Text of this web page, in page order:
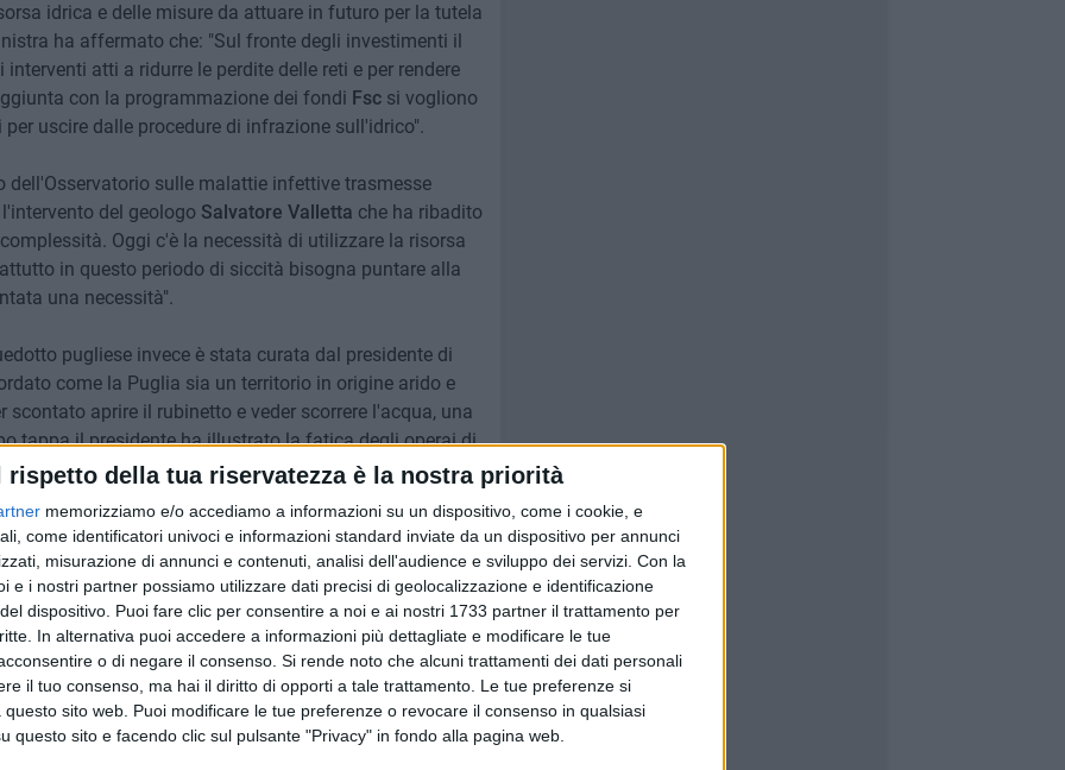
rispetto della tua riservatezza è la nostra priorità
memorizziamo e/o accediamo a informazioni su un dispositivo, come i cookie, e
come identificatori univoci e informazioni standard inviate da un dispositivo per annunci
misurazione di annunci e contenuti, analisi dell'audience e sviluppo dei servizi. Con la
e i nostri partner possiamo utilizzare dati precisi di geolocalizzazione e identificazione
dispositivo. Puoi fare clic per consentire a noi e ai nostri 1733 partner il trattamento per
In alternativa puoi accedere a informazioni più dettagliate e modificare le tue
o di negare il consenso. Si rende noto che alcuni trattamenti dei dati personali
il tuo consenso, ma hai il diritto di opporti a tale trattamento. Le tue preferenze si
sito web. Puoi modificare le tue preferenze o revocare il consenso in qualsiasi
questo sito e facendo clic sul pulsante "Privacy" in fondo alla pagina web.
idrica e delle misure da attuare in futuro per la tutela
ha affermato che: "Sul fronte degli investimenti il
atti a ridurre le perdite delle reti e per rendere
con la programmazione dei fondi Fscsi vogliono
uscire dalle procedure di infrazione sull'idrico".
sulle malattie infettive trasmesse
del geologo Salvatore Valletta che ha ribadito
Oggi c'è la necessità di utilizzare la risorsa
in questo periodo di siccità bisogna puntare alla
una necessità".
pugliese invece è stata curata dal presidente di
come la Puglia sia un territorio in origine arido e
aprire il rubinetto e veder scorrere l'acqua, una
tappa il presidente ha illustrato la fatica degli operai di
la necessità di deviare ilfiume Seleper
per le ultime innovazioni introdotte da Aqp come
"Acqua in brocca" fino ad arrivare ai progetti per il futuro e
sulla molteplicità delle implicazioni dell'acqua puntando
ancora c'è da fare con un'attenzione particolare
al cambiamento climatico.
anche: "La tutela ambientale del mare nel diritto,
da